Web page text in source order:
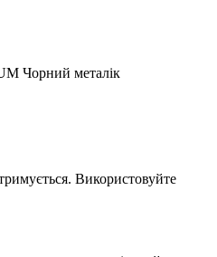
Чорний металік
Використовуйте